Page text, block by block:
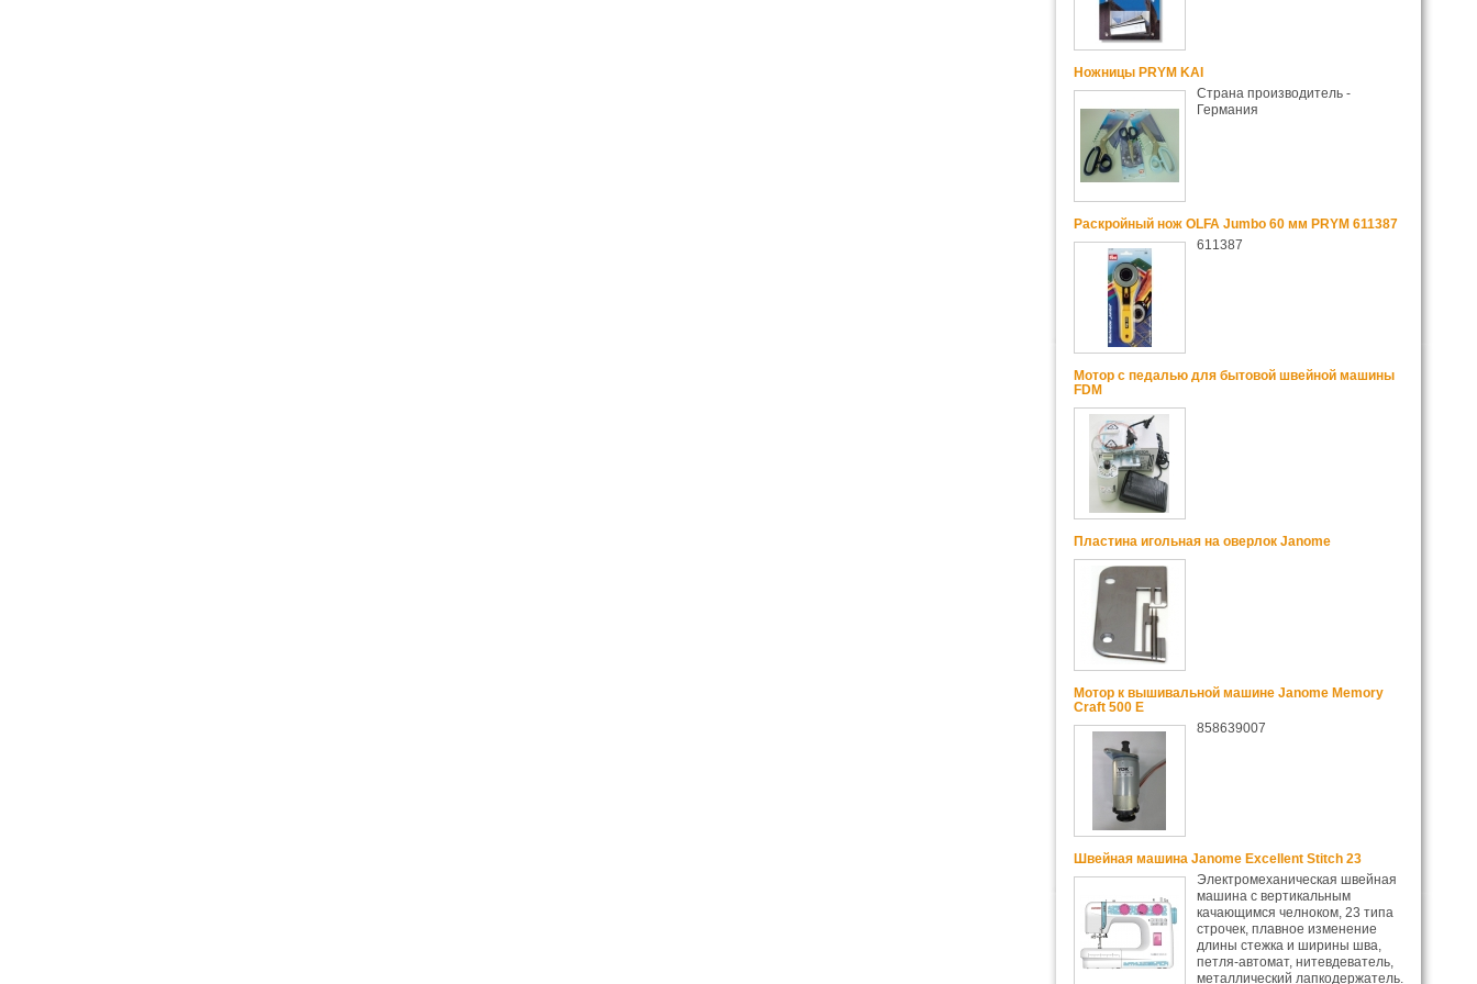
Ножницы PRYM KAI
Страна производитель -
Германия
Раскройный нож OLFA Jumbo 60 мм PRYM 611387
611387
Мотор с педалью для бытовой швейной машины
FDM
Пластина игольная на оверлок Janome
Мотор к вышивальной машине Janome Memory
Craft 500 E
858639007
Швейная машина Janome Excellent Stitch 23
Электромеханическая швейная
машина с вертикальным
качающимся челноком, 23 типа
строчек, плавное изменение
длины стежка и ширины шва,
петля-автомат, нитевдеватель,
металлический лапкодержатель.